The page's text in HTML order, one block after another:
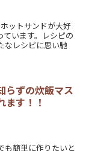
ットサンドが大好
います。レシピの
なレシピに思い馳
らずの炊飯マス
ます！！
簡単に作りたいと